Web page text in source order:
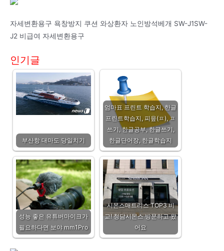
자세변환용구 욕창방지 쿠션 와상환자 노인방석베개 SW-J1SW-
J2 비급여 자세변환용구
인기글
부산항 대마도 당일치기
엄마표 프린트 학습지, 한글
프린트학습지, 피읖(ㅍ), ㅍ
쓰기, 한글공부, 한글쓰기,
한글단어장, 한글학습지
성능 좋은 유튜버마이크가
필요하다면 보야 mm1Pro
시몬스매트리스 TOP3 비
교! 청담시몬스 방문하고 왔
어요